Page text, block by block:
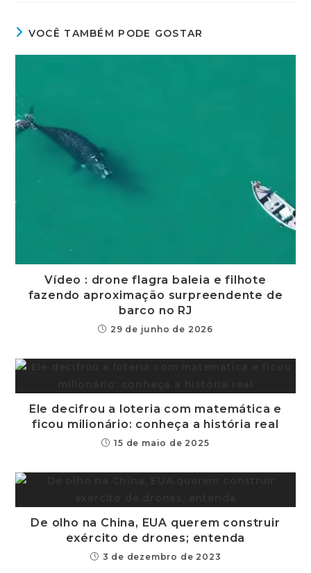
VOCÊ TAMBÉM PODE GOSTAR
Vídeo : drone flagra baleia e filhote
fazendo aproximação surpreendente de
barco no RJ
29 de junho de 2026
Ele decifrou a loteria com matemática e
ficou milionário: conheça a história real
15 de maio de 2025
De olho na China, EUA querem construir
exército de drones; entenda
3 de dezembro de 2023